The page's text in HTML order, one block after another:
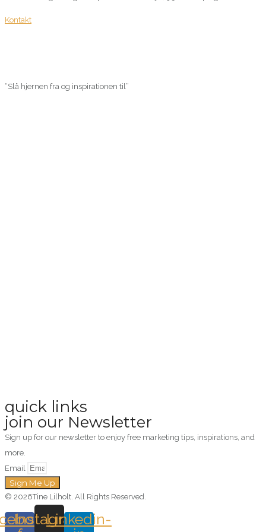
Kontakt
“Slå hjernen fra og inspirationen til”
quick links
join our Newsletter
Sign up for our newsletter to enjoy free marketing tips, inspirations, and
more.
Email
Sign Me Up
© 2026Tine Lilholt. All Rights Reserved.
Instagram
Linkedin-